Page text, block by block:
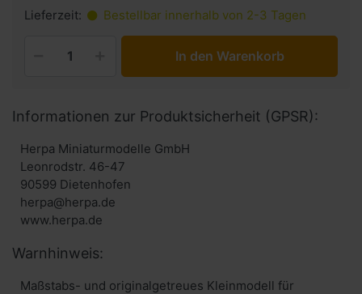
Lieferzeit: Bestellbar innerhalb von 2-3 Tagen
In den Warenkorb
Informationen zur Produktsicherheit (GPSR):
Herpa Miniaturmodelle GmbH
Leonrodstr. 46-47
90599 Dietenhofen
herpa@herpa.de
www.herpa.de
Warnhinweis:
Maßstabs- und originalgetreues Kleinmodell für